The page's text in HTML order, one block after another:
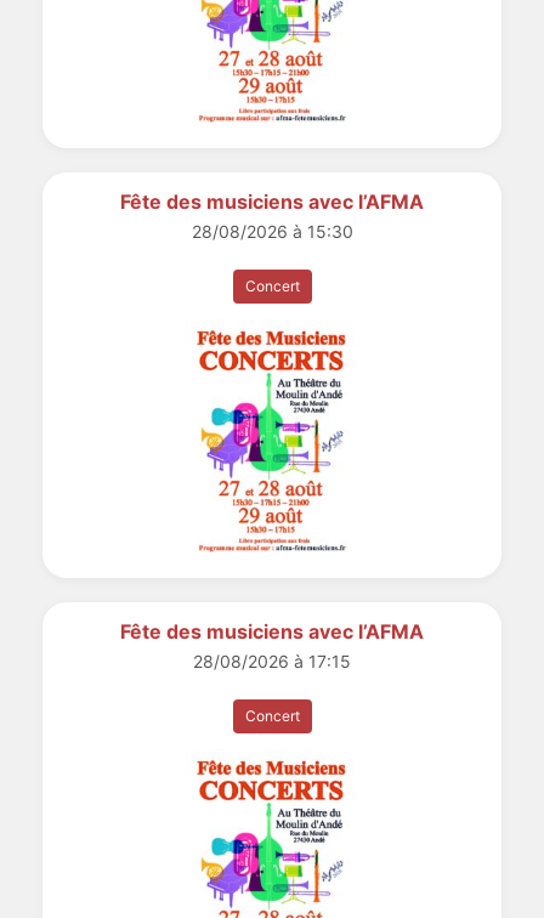
Fête des musiciens avec l’AFMA
28/08/2026 à 15:30
Concert
Fête des musiciens avec l’AFMA
28/08/2026 à 17:15
Concert